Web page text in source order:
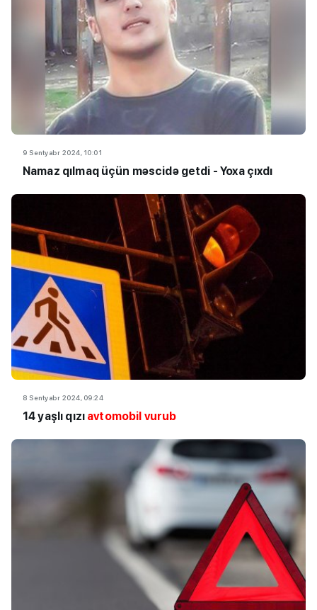
9 Sentyabr 2024, 10:01
Namaz qılmaq üçün məscidə getdi - Yoxa çıxdı
8 Sentyabr 2024, 09:24
14 yaşlı qızı avtomobil vurub